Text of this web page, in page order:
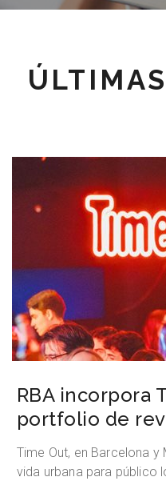
RBA incorpora
portfolio de
Time Out, en Barcelona y
vida urbana para público